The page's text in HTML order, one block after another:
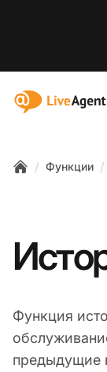
:site.title
/ Функции /
Функция
предыдущие